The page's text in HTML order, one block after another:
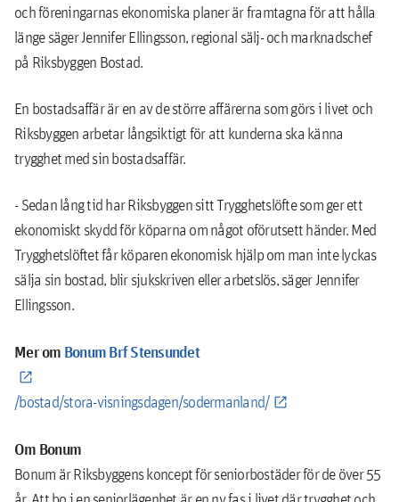
och föreningarnas ekonomiska planer är framtagna för att hålla
länge säger Jennifer Ellingsson, regional sälj- och marknadschef
på Riksbyggen Bostad.
En bostadsaffär är en av de större affärerna som görs i livet och
Riksbyggen arbetar långsiktigt för att kunderna ska känna
trygghet med sin bostadsaffär.
- Sedan lång tid har Riksbyggen sitt Trygghetslöfte som ger ett
ekonomiskt skydd för köparna om något oförutsett händer. Med
Trygghetslöftet får köparen ekonomisk hjälp om man inte lyckas
sälja sin bostad, blir sjukskriven eller arbetslös, säger Jennifer
Ellingsson.
Mer om Bonum Brf Stensundet
/bostad/stora-visningsdagen/sodermanland/
Om Bonum
Bonum är Riksbyggens koncept för seniorbostäder för de över 55